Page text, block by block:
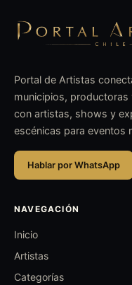
Portal de Artistas
municipios, productoras
con artistas, shows y
escénicas para eventos
Hablar por WhatsApp
NAVEGACIÓN
Inicio
Artistas
Categorías